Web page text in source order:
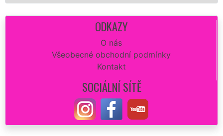
ODKAZY
O nás
Všeobecné obchodní podmínky
Kontakt
SOCIÁLNÍ SÍTĚ